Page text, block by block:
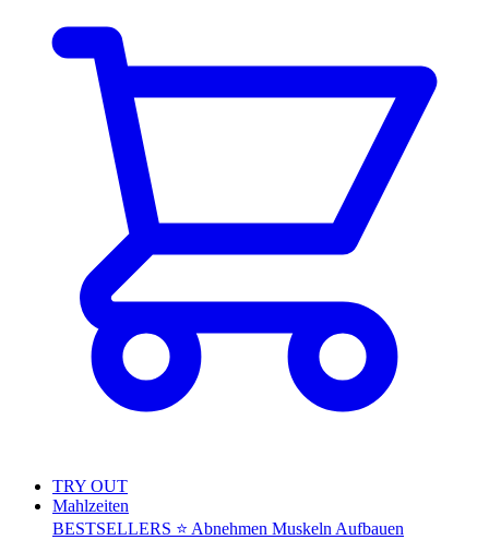
TRY OUT
Mahlzeiten
BESTSELLERS ⭐ Abnehmen Muskeln Aufbauen